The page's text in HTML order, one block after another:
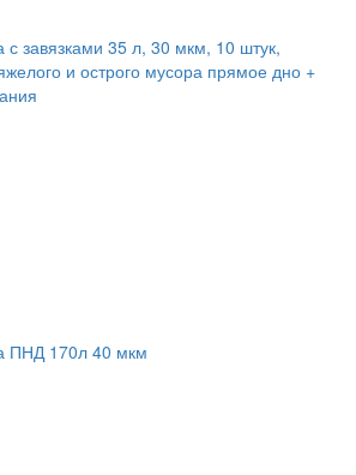
завязками 35 л, 30 мкм, 10 штук,
и острого мусора прямое дно +
ПНД 170л 40 мкм